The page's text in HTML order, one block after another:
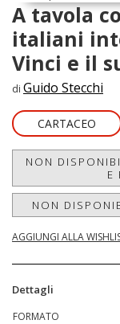
A tavola
italiani
Vinci e il
di Guido Stecchi
CARTACEO
NON
E
NON
AGGIUNGI ALLA
Dettagli
FORMATO